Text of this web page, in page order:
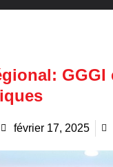
février 17, 2025